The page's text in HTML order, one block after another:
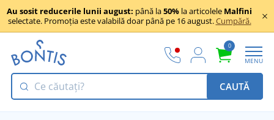
Au sosit reducerile lunii august: până la50% la articolele Malfini
selectate. Promoția este valabilă doar până pe 16 august.Cumpără.
0
MENU
CAUTĂ